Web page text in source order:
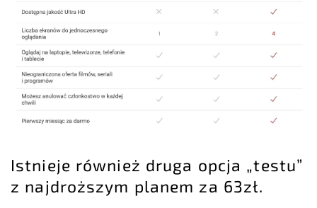
Istnieje również druga opcja „testu”
z najdroższym planem za 63zł.